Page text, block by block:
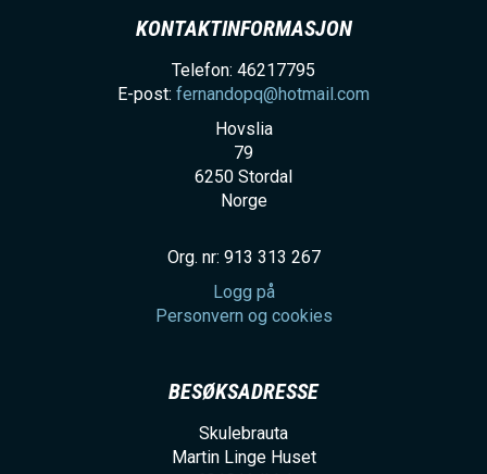
KONTAKTINFORMASJON
Telefon: 46217795
E-post: fernandopq@hotmail.com
Hovslia
79
6250 Stordal
Norge
Org. nr: 913 313 267
Logg på
Personvern og cookies
BESØKSADRESSE
Skulebrauta
Martin Linge Huset